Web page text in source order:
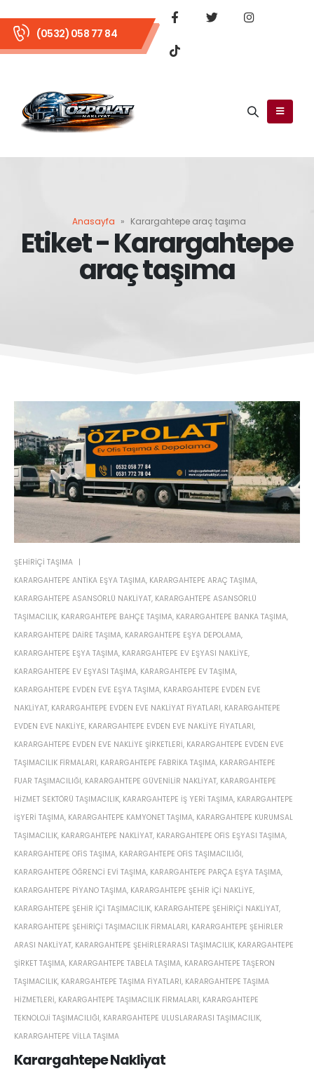
(0532) 058 77 84
Anasayfa » Karargahtepe araç taşıma
Etiket - Karargahtepe
araç taşıma
Karargahtepe Nakliyat
ŞEHIRIÇI TAŞIMA
KARARGAHTEPE ANTIKA EŞYA TAŞIMA, KARARGAHTEPE ARAÇ TAŞIMA,
KARARGAHTEPE ASANSÖRLÜ NAKLIYAT, KARARGAHTEPE ASANSÖRLÜ
TAŞIMACILIK, KARARGAHTEPE BAHÇE TAŞIMA, KARARGAHTEPE BANKA TAŞIMA,
KARARGAHTEPE DAIRE TAŞIMA, KARARGAHTEPE EŞYA DEPOLAMA,
KARARGAHTEPE EŞYA TAŞIMA, KARARGAHTEPE EV EŞYASI NAKLIYE,
KARARGAHTEPE EV EŞYASI TAŞIMA, KARARGAHTEPE EV TAŞIMA,
KARARGAHTEPE EVDEN EVE EŞYA TAŞIMA, KARARGAHTEPE EVDEN EVE
NAKLIYAT, KARARGAHTEPE EVDEN EVE NAKLIYAT FIYATLARI, KARARGAHTEPE
EVDEN EVE NAKLIYE, KARARGAHTEPE EVDEN EVE NAKLIYE FIYATLARI,
KARARGAHTEPE EVDEN EVE NAKLIYE ŞIRKETLERI, KARARGAHTEPE EVDEN EVE
TAŞIMACILIK FIRMALARI, KARARGAHTEPE FABRIKA TAŞIMA, KARARGAHTEPE
FUAR TAŞIMACILIĞI, KARARGAHTEPE GÜVENILIR NAKLIYAT, KARARGAHTEPE
HIZMET SEKTÖRÜ TAŞIMACILIK, KARARGAHTEPE IŞ YERI TAŞIMA, KARARGAHTEPE
IŞYERI TAŞIMA, KARARGAHTEPE KAMYONET TAŞIMA, KARARGAHTEPE KURUMSAL
TAŞIMACILIK, KARARGAHTEPE NAKLIYAT, KARARGAHTEPE OFIS EŞYASI TAŞIMA,
KARARGAHTEPE OFIS TAŞIMA, KARARGAHTEPE OFIS TAŞIMACILIĞI,
KARARGAHTEPE ÖĞRENCI EVI TAŞIMA, KARARGAHTEPE PARÇA EŞYA TAŞIMA,
KARARGAHTEPE PIYANO TAŞIMA, KARARGAHTEPE ŞEHIR IÇI NAKLIYE,
KARARGAHTEPE ŞEHIR IÇI TAŞIMACILIK, KARARGAHTEPE ŞEHIRIÇI NAKLIYAT,
KARARGAHTEPE ŞEHIRIÇI TAŞIMACILIK FIRMALARI, KARARGAHTEPE ŞEHIRLER
ARASI NAKLIYAT, KARARGAHTEPE ŞEHIRLERARASI TAŞIMACILIK, KARARGAHTEPE
ŞIRKET TAŞIMA, KARARGAHTEPE TABELA TAŞIMA, KARARGAHTEPE TAŞERON
TAŞIMACILIK, KARARGAHTEPE TAŞIMA FIYATLARI, KARARGAHTEPE TAŞIMA
HIZMETLERI, KARARGAHTEPE TAŞIMACILIK FIRMALARI, KARARGAHTEPE
TEKNOLOJI TAŞIMACILIĞI, KARARGAHTEPE ULUSLARARASI TAŞIMACILIK,
KARARGAHTEPE VILLA TAŞIMA